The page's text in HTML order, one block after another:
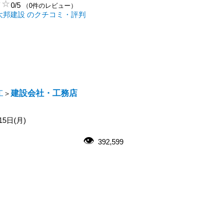
0/5 （0件のレビュー）
邦建設 のクチコミ・評判
＞ 建設会社・工務店
日(月)
392,599